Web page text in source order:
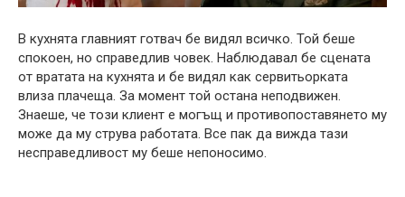
В кухнята главният готвач бе видял всичко. Той беше
спокоен, но справедлив човек. Наблюдавал бе сцената
от вратата на кухнята и бе видял как сервитьорката
влиза плачеща. За момент той остана неподвижен.
Знаеше, че този клиент е могъщ и противопоставянето му
може да му струва работата. Все пак да вижда тази
несправедливост му беше непоносимо.